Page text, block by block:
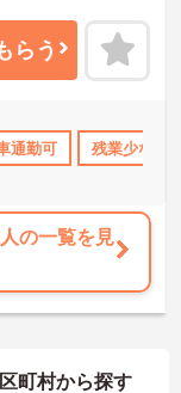
制度あり 産休･育休･
に詳細をお話しい
らう
通勤可 残業少なめ
の一覧を見
町村から探す